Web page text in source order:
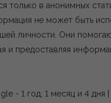
только в анонимных
не может быть
личности. Они
и предоставляя
- 1 год, 1 месяц и 4 дня